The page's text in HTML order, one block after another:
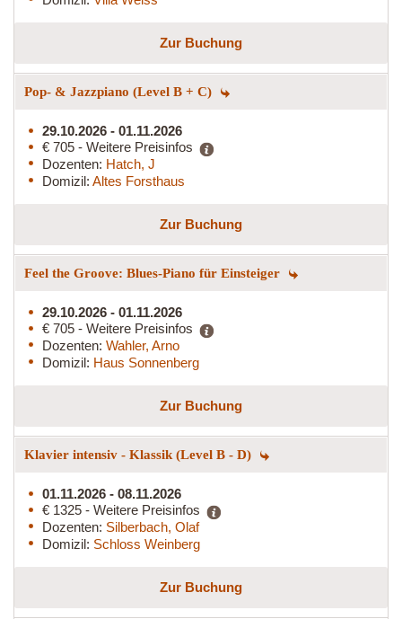
Zur Buchung
Pop- & Jazzpiano (Level B + C)
29.10.2026 - 01.11.2026
€ 705 - Weitere Preisinfos
Dozenten: Hatch, J
Domizil: Altes Forsthaus
Zur Buchung
Feel the Groove: Blues-Piano für Einsteiger
29.10.2026 - 01.11.2026
€ 705 - Weitere Preisinfos
Dozenten: Wahler, Arno
Domizil: Haus Sonnenberg
Zur Buchung
Klavier intensiv - Klassik (Level B - D)
01.11.2026 - 08.11.2026
€ 1325 - Weitere Preisinfos
Dozenten: Silberbach, Olaf
Domizil: Schloss Weinberg
Zur Buchung